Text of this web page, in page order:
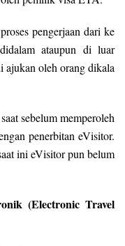
pengerjaan dari ke
ataupun di luar
ajukan oleh orang dikala
sebelum memperoleh
penerbitan eVisitor.
ini eVisitor pun belum
(Electronic Travel